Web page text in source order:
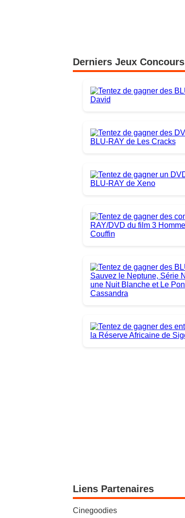
Derniers Jeux Concours
Liens Partenaires
Cinegoodies